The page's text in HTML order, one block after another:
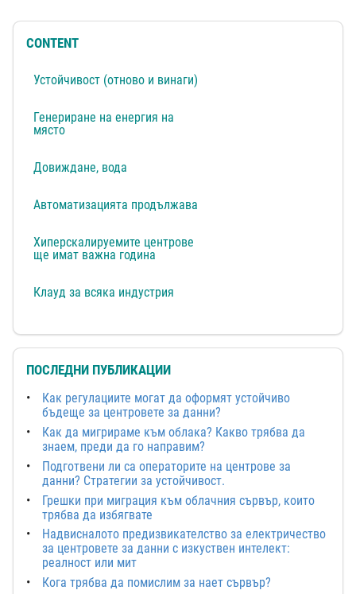
CONTENT
Устойчивост (отново и винаги)
Генериране на енергия на
място
Довиждане, вода
Автоматизацията продължава
Хиперскалируемите центрове
ще имат важна година
Клауд за всяка индустрия
ПОСЛЕДНИ ПУБЛИКАЦИИ
Как регулациите могат да оформят устойчиво
бъдеще за центровете за данни?
Как да мигрираме към облака? Какво трябва да
знаем, преди да го направим?
Подготвени ли са операторите на центрове за
данни? Стратегии за устойчивост.
Грешки при миграция към облачния сървър, които
трябва да избягвате
Надвисналото предизвикателство за електричество
за центровете за данни с изкуствен интелект:
реалност или мит
Кога трябва да помислим за нает сървър?